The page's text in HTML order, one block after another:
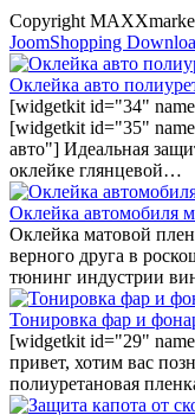
Copyright
JoomShopping
Оклейка авто
[widgetkit id="34"
[widgetkit id="35"
авто"] Идеальная
оклейке глянцевой…
Оклейка автомобиля
Оклейка матовой
верного друга в
тюнинг индустрии
Тонировка фар и
[widgetkit id="29"
привет, хотим вас
полиуретановая